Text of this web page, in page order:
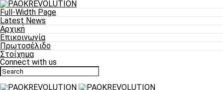
Full-Width Page
Latest News
Αρχική
Επικοινωνία
Πρωτοσέλιδο
Στοίχημα
Connect with us